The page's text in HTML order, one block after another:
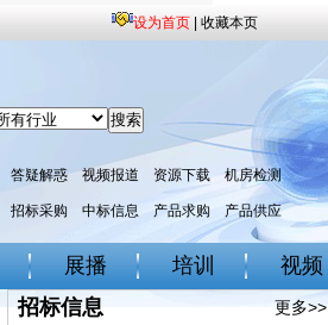
设为首页 收藏本页
答疑解惑 视频报道 资源下载 机房检测
招标采购 中标信息 产品求购 产品供应
展播 培训 视频
招标信息 更多>>